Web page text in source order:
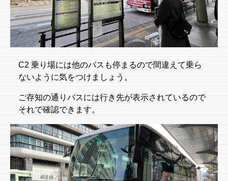
C2 乗り場には他のバスも停まるので間違えて乗ら
ないように気をつけましょう。
ご存知の通りバスには行き先が表示されているので
それで確認できます。